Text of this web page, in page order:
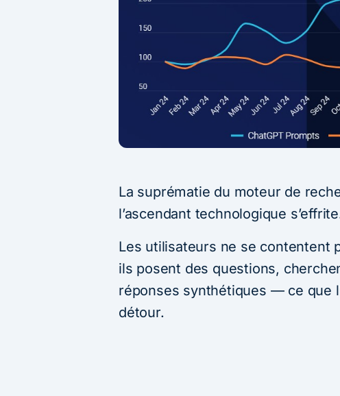
La suprématie du moteur de
l’ascendant technologique
Les utilisateurs ne se contentent
ils posent des questions,
réponses synthétiques — ce que
détour.